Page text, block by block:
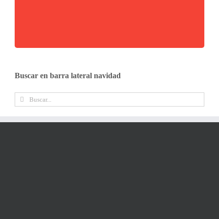
Buscar en barra lateral navidad
Buscar: